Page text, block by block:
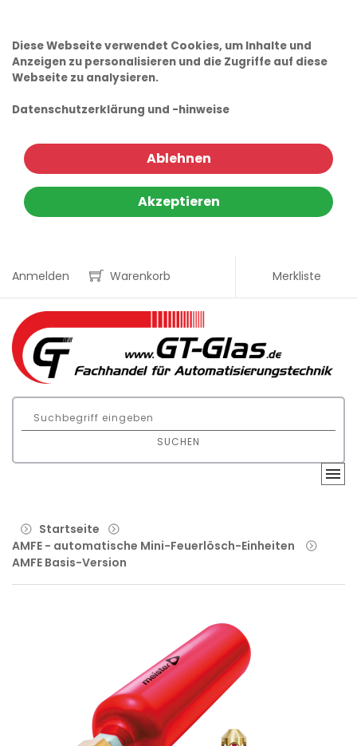
Diese Webseite verwendet Cookies, um Inhalte und
Anzeigen zu personalisieren und die Zugriffe auf diese
Webseite zu analysieren.
Datenschutzerklärung und -hinweise
Ablehnen
Akzeptieren
Anmelden Warenkorb Merkliste
SUCHEN
Startseite
AMFE - automatische Mini-Feuerlösch-Einheiten
AMFE Basis-Version